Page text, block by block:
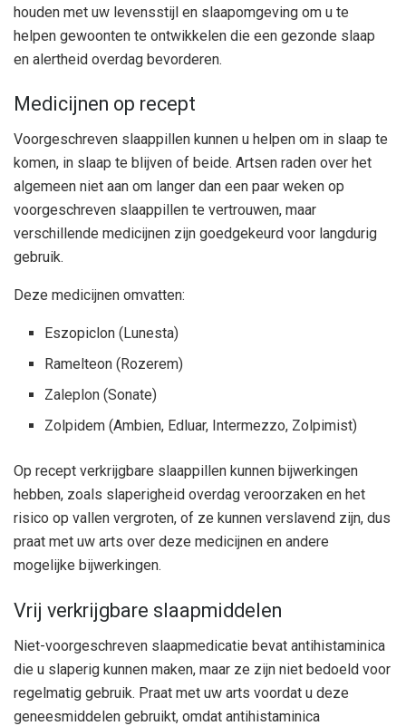
houden met uw levensstijl en slaapomgeving om u te
helpen gewoonten te ontwikkelen die een gezonde slaap
en alertheid overdag bevorderen.
Medicijnen op recept
Voorgeschreven slaappillen kunnen u helpen om in slaap te
komen, in slaap te blijven of beide. Artsen raden over het
algemeen niet aan om langer dan een paar weken op
voorgeschreven slaappillen te vertrouwen, maar
verschillende medicijnen zijn goedgekeurd voor langdurig
gebruik.
Deze medicijnen omvatten:
Eszopiclon (Lunesta)
Ramelteon (Rozerem)
Zaleplon (Sonate)
Zolpidem (Ambien, Edluar, Intermezzo, Zolpimist)
Op recept verkrijgbare slaappillen kunnen bijwerkingen
hebben, zoals slaperigheid overdag veroorzaken en het
risico op vallen vergroten, of ze kunnen verslavend zijn, dus
praat met uw arts over deze medicijnen en andere
mogelijke bijwerkingen.
Vrij verkrijgbare slaapmiddelen
Niet-voorgeschreven slaapmedicatie bevat antihistaminica
die u slaperig kunnen maken, maar ze zijn niet bedoeld voor
regelmatig gebruik. Praat met uw arts voordat u deze
geneesmiddelen gebruikt, omdat antihistaminica